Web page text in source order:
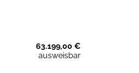
63.199,00 €
ausweisbar